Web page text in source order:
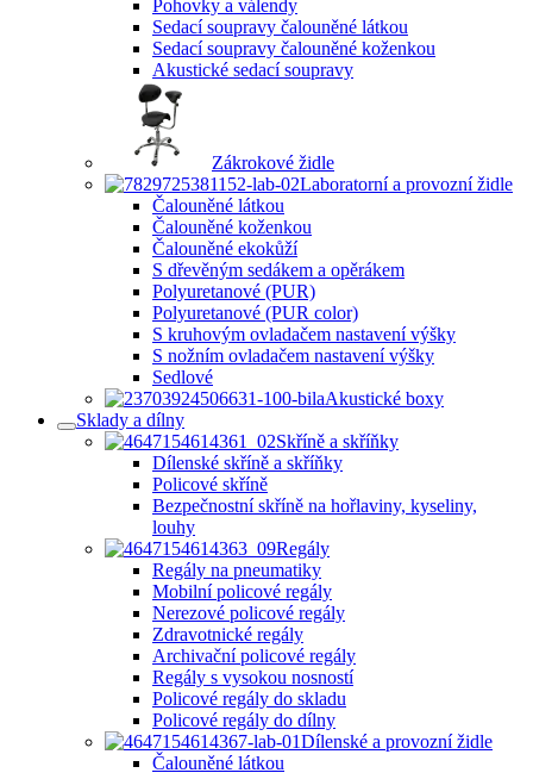
Pohovky a válendy
Sedací soupravy čalouněné látkou
Sedací soupravy čalouněné koženkou
Akustické sedací soupravy
Zákrokové židle
Laboratorní a provozní židle
Čalouněné látkou
Čalouněné koženkou
Čalouněné ekokůží
S dřevěným sedákem a opěrákem
Polyuretanové (PUR)
Polyuretanové (PUR color)
S kruhovým ovladačem nastavení výšky
S nožním ovladačem nastavení výšky
Sedlové
Akustické boxy
Sklady a dílny
Skříně a skříňky
Dílenské skříně a skříňky
Policové skříně
Bezpečnostní skříně na hořlaviny, kyseliny,
louhy
Regály
Regály na pneumatiky
Mobilní policové regály
Nerezové policové regály
Zdravotnické regály
Archivační policové regály
Regály s vysokou nosností
Policové regály do skladu
Policové regály do dílny
Dílenské a provozní židle
Čalouněné látkou